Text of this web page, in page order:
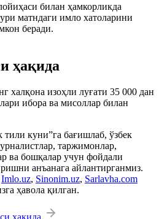
билан ҳамкорликда
матндаги имло хатоларини
беради.
ҳақида
халқона изоҳли луғати 35 000 дан
ибора ва мисоллар билан
куни”га бағишлаб, ўзбек
таржимонлар,
ва бошқалар учун фойдали
анъанага айлантирганмиз.
Imlo.uz, Sinonim.uz, Sarlavha.com
ҳавола қилган.
ҳақида